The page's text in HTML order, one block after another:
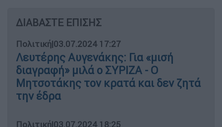
ΔΙΑΒΑΣΤΕ ΕΠΙΣΗΣ
Πολιτική|03.07.2024 17:27
Λευτέρης Αυγενάκης: Για «μισή
διαγραφή» μιλά ο ΣΥΡΙΖΑ - Ο
Μητσοτάκης τον κρατά και δεν ζητά
την έδρα
Πολιτική|03.07.2024 18:25